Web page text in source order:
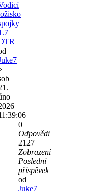
0
Odpovědi
2127
Zobrazení
Poslední
příspěvek
od
Juke7